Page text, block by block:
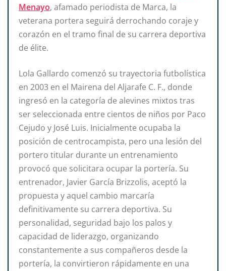
Menayo, afamado periodista de Marca, la
veterana portera seguirá derrochando coraje y
corazón en el tramo final de su carrera deportiva
de élite.
Lola Gallardo comenzó su trayectoria futbolística
en 2003 en el Mairena del Aljarafe C. F., donde
ingresó en la categoría de alevines mixtos tras
ser seleccionada entre cientos de niños por Paco
Cejudo y José Luis. Inicialmente ocupaba la
posición de centrocampista, pero una lesión del
portero titular durante un entrenamiento
provocó que solicitara ocupar la portería. Su
entrenador, Javier García Brizzolis, aceptó la
propuesta y aquel cambio marcaría
definitivamente su carrera deportiva. Su
personalidad, seguridad bajo los palos y
capacidad de liderazgo, organizando
constantemente a sus compañeros desde la
portería, la convirtieron rápidamente en una